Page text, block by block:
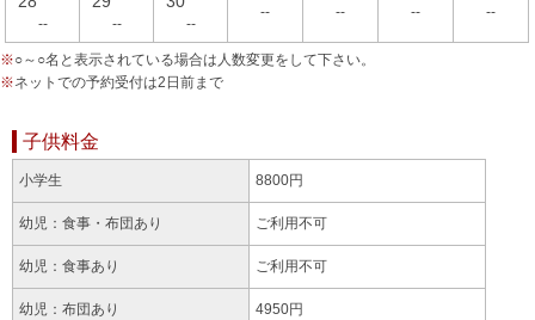
-- -- --
-- -- -- --
※○～○名と表示されている場合は人数変更をして下さい。
※ネットでの予約受付は2日前まで
子供料金
小学生 8800円
幼児：食事・布団あり ご利用不可
幼児：食事あり ご利用不可
幼児：布団あり 4950円